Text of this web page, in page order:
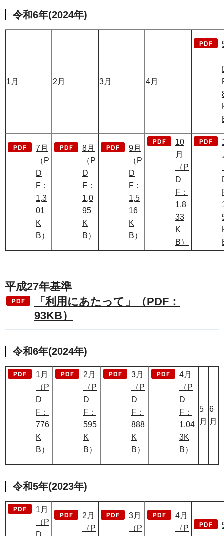
令和6年(2024年)
1月 2月 3月 4月
7月
（P
D
F：
1,3
01
K
B）
8月
（P
D
F：
1,0
95
K
B）
9月
（P
D
F：
1,5
16
K
B）
10
月
（P
D
F：
1,8
33
K
B）
平成27年基準
「利用にあたって」（PDF：
93KB）
令和6年(2024年)
1月
（P
D
F：
776
K
B）
2月
（P
D
F：
595
K
B）
3月
（P
D
F：
888
K
B）
4月
（P
D
F：
1,04
3K
B）
5
月
6
月
令和5年(2023年)
1月
（P
2月
（P
3月
（P
4月
（P